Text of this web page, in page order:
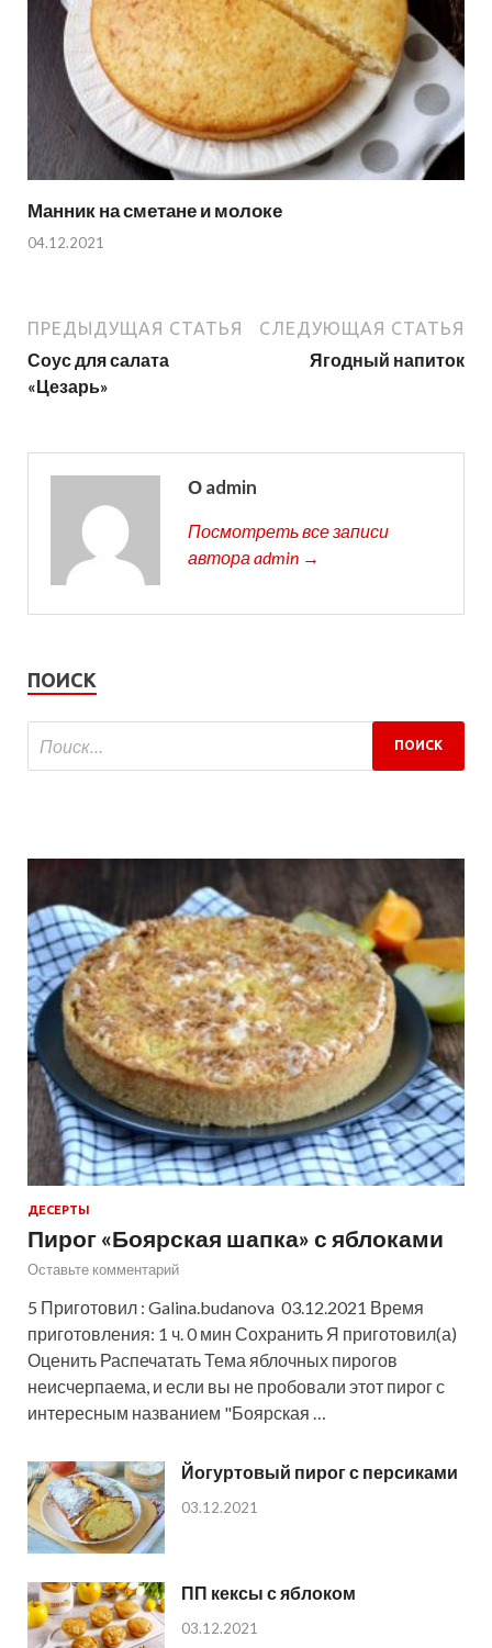
Манник на сметане и молоке
04.12.2021
ПРЕДЫДУЩАЯ СТАТЬЯ
Соус для салата
«Цезарь»
СЛЕДУЮЩАЯ СТАТЬЯ
Ягодный напиток
О admin
Посмотреть все записи
автора admin →
ПОИСК
ДЕСЕРТЫ
Пирог «Боярская шапка» с яблоками
Оставьте комментарий
5 Приготовил : Galina.budanova 03.12.2021 Время
приготовления: 1 ч. 0 мин Сохранить Я приготовил(а)
Оценить Распечатать Тема яблочных пирогов
неисчерпаема, и если вы не пробовали этот пирог с
интересным названием "Боярская …
Йогуртовый пирог с персиками
03.12.2021
ПП кексы с яблоком
03.12.2021